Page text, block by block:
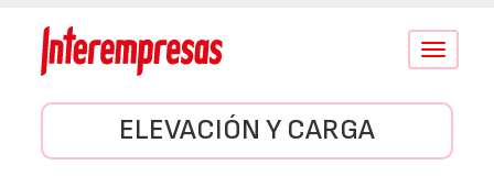
Conmutar
ELEVACIÓN Y CARGA